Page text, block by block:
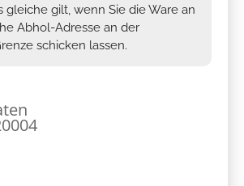
gleiche gilt, wenn Sie die Ware an
Abhol-Adresse an der
schicken lassen.